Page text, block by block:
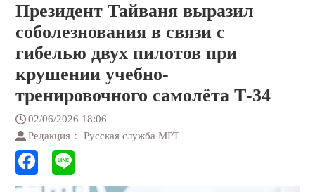
Президент Тайваня выразил
соболезнования в связи с
гибелью двух пилотов при
крушении учебно-
тренировочного самолёта Т-34
02/06/2026 18:06
Редакция： Русская служба МРТ